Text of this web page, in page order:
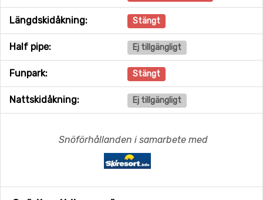
Längdskidåkning: Stängt
Half pipe: Ej tillgängligt
Funpark: Stängt
Nattskidåkning: Ej tillgängligt
Snöförhållanden i samarbete med